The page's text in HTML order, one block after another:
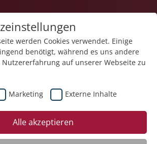
werden Cookies verwendet. Einige
benötigt, während es uns andere
auf unserer Webseite zu
Marketing Externe Inhalte
Alle akzeptieren